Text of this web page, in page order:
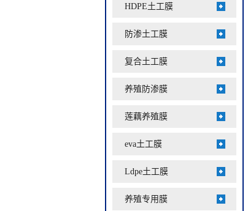
HDPE土工膜
防渗土工膜
复合土工膜
养殖防渗膜
莲藕养殖膜
eva土工膜
Ldpe土工膜
养殖专用膜